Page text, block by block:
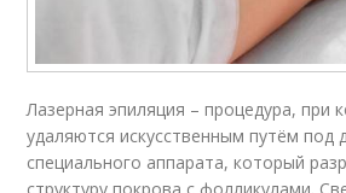
Лазерная эпиляция – процедура, при
удаляются искусственным путём под
специального аппарата, который
структуру покрова с фолликулами.